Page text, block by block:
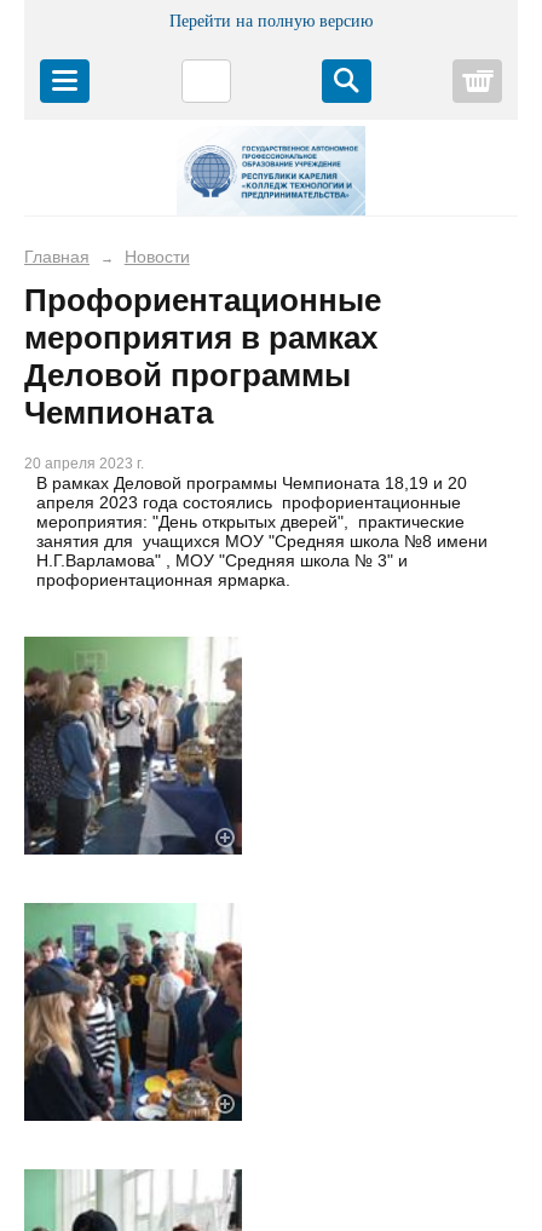
Перейти на полную версию
Главная → Новости
Профориентационные
мероприятия в рамках
Деловой программы
Чемпионата
20 апреля 2023 г.
В рамках Деловой программы Чемпионата 18,19 и 20
апреля 2023 года состоялись профориентационные
мероприятия: "День открытых дверей", практические
занятия для учащихся МОУ "Средняя школа №8 имени
Н.Г.Варламова" , МОУ "Средняя школа № 3" и
профориентационная ярмарка.